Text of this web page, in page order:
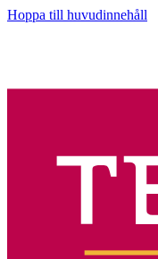
Hoppa till huvudinnehåll